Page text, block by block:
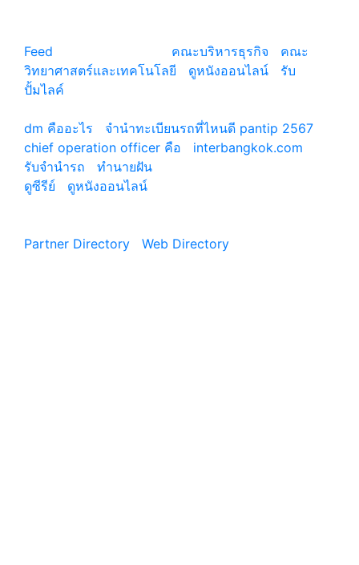
Feed
คณะบริหารธุรกิจ
คณะ
วิทยาศาสตร์และเทคโนโลยี
ดูหนังออนไลน์
รับ
ปั้มไลค์
dm คืออะไร
จํานําทะเบียนรถที่ไหนดี pantip 2567
chief operation officer คือ
interbangkok.com
รับจํานํารถ
ทํานายฝัน
ดูซีรีย์
ดูหนังออนไลน์
Partner Directory Web Directory